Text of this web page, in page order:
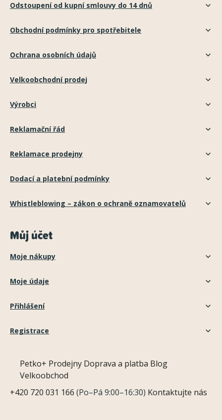
Odstoupení od kupní smlouvy do 14 dnů
Obchodní podmínky pro spotřebitele
Ochrana osobních údajů
Velkoobchodní prodej
Výrobci
Reklamační řád
Reklamace prodejny
Dodací a platební podmínky
Whistleblowing – zákon o ochraně oznamovatelů
Můj účet
Moje nákupy
Moje údaje
Přihlášení
Registrace
Petko+ Prodejny Doprava a platba Blog
Velkoobchod
+420 720 031 166 (Po–Pá 9:00–16:30) Kontaktujte nás